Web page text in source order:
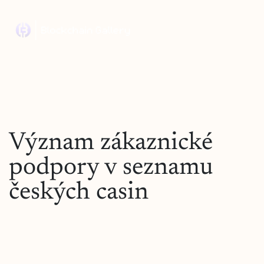
Význam zákaznické
podpory v seznamu
českých casin